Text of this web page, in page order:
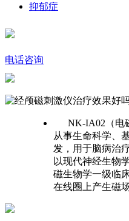
抑郁症
电话咨询
NK-IA02（电
从事生命科学、
发，用于脑病治
以现代神经生物
磁生物学一级临
在线圈上产生磁